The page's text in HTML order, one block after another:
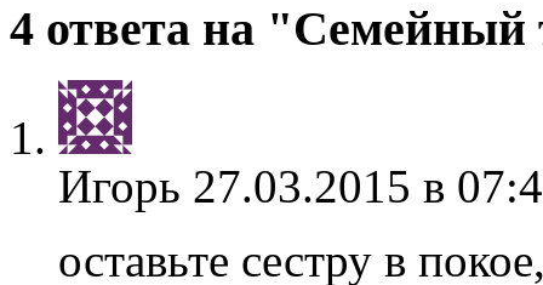
4 ответа на "Семейный
Игорь 27.03.2015 в
оставьте сестру в